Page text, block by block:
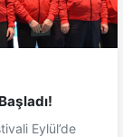
Eylül’de